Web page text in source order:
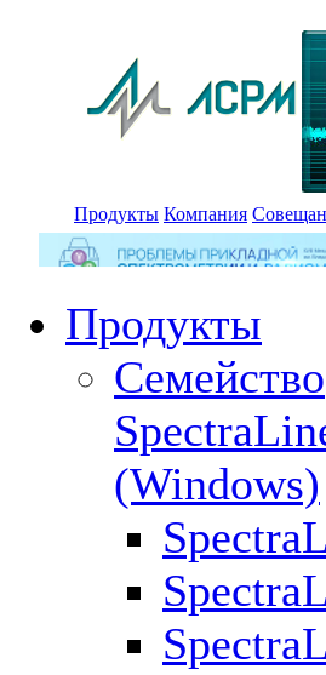
Продукты Компания
Продукты
Семейство
(Windows)